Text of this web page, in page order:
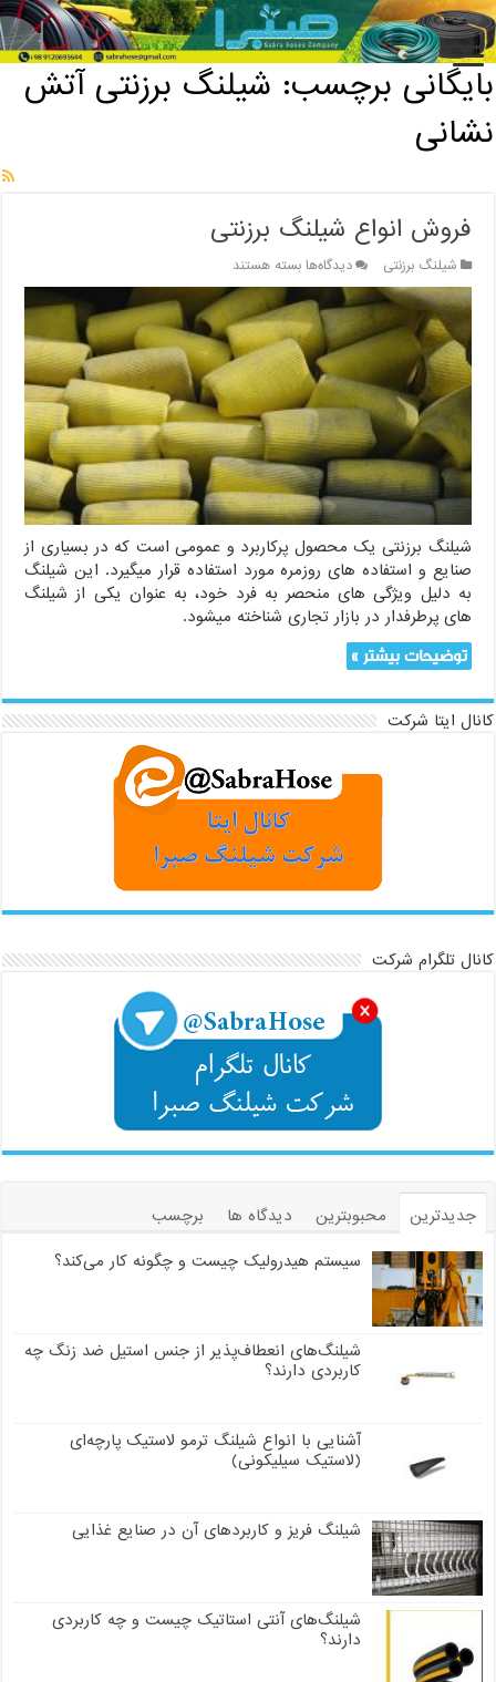
خانه / بایگانی برچسب: شیلنگ برزنتی آتش نشانی
بایگانی برچسب: شیلنگ برزنتی آتش
نشانی
فروش انواع شیلنگ برزنتی
شیلنگ برزنتی دیدگاه‌هابرای
فروش
انواع
شیلنگ
برزنتی
بسته هستند
شیلنگ برزنتی یک محصول پرکاربرد و عمومی است که در بسیاری از
صنایع و استفاده های روزمره مورد استفاده قرار میگیرد. این شیلنگ
به دلیل ویژگی های منحصر به فرد خود، به عنوان یکی از شیلنگ
های پرطرفدار در بازار تجاری شناخته میشود.
توضیحات بیشتر »
کانال ایتا شرکت
کانال تلگرام شرکت
جدیدترین محبوبترین دیدگاه ها
برچسب
سیستم هیدرولیک چیست و چگونه کار می‌کند؟
شیلنگ‌های انعطاف‌پذیر از جنس استیل ضد زنگ چه
کاربردی دارند؟
آشنایی با انواع شیلنگ ترمو لاستیک پارچه‌ای
(لاستیک سیلیکونی)
شیلنگ فریز و کاربردهای آن در صنایع غذایی
شیلنگ‌های آنتی استاتیک چیست و چه کاربردی
دارند؟